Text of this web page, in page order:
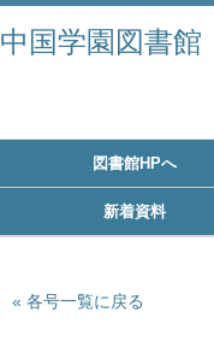
中国学園図書館
図書館HPへ
新着資料
各号一覧に戻る